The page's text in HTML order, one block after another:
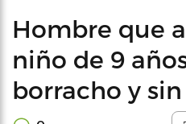
Hombre que
niño de 9
borracho y